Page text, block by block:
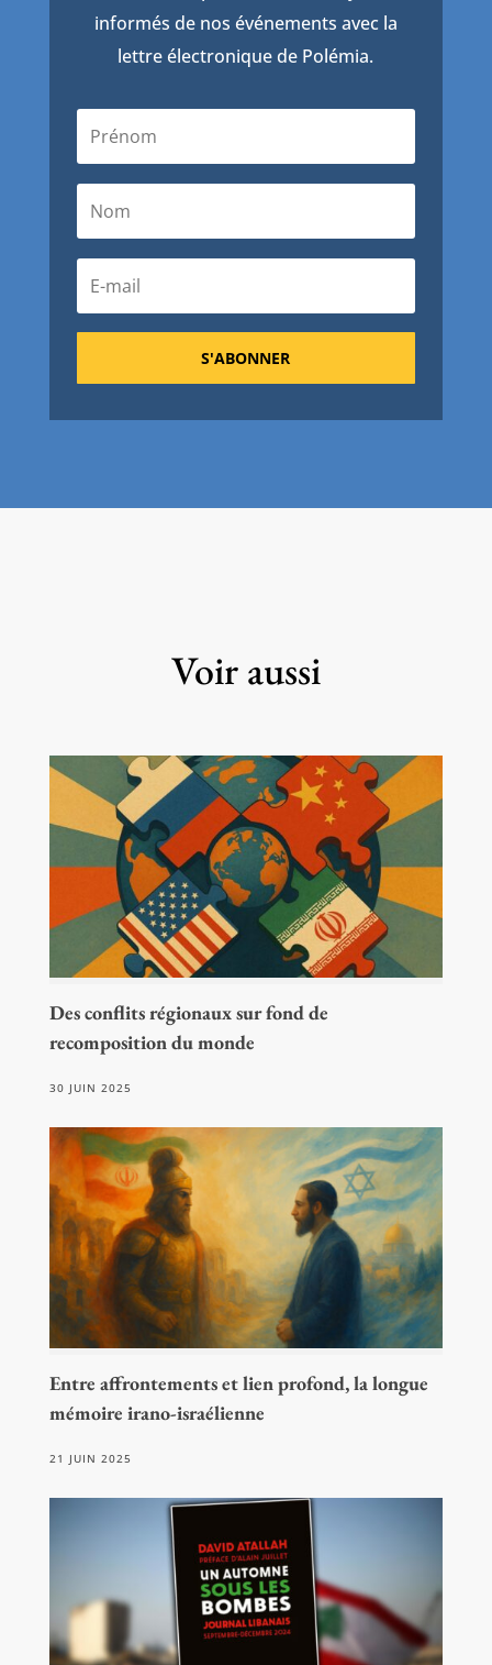
informés de nos événements avec la
lettre électronique de Polémia.
S'ABONNER
Voir aussi
Des conflits régionaux sur fond de
recomposition du monde
30 JUIN 2025
Entre affrontements et lien profond, la longue
mémoire irano-israélienne
21 JUIN 2025